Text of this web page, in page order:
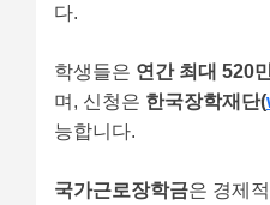
다.
학생들은 연간 최대 520
며, 신청은 한국장학재단(
능합니다.
국가근로장학금은 경제